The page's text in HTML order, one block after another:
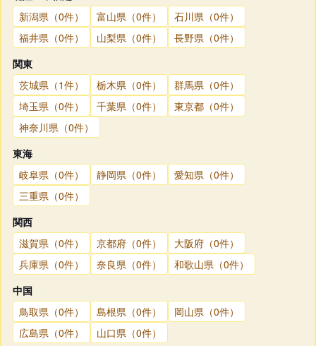
新潟県（0件）
富山県（0件）
石川県（0件）
福井県（0件）
山梨県（0件）
長野県（0件）
関東
茨城県（1件）
栃木県（0件）
群馬県（0件）
埼玉県（0件）
千葉県（0件）
東京都（0件）
神奈川県（0件）
東海
岐阜県（0件）
静岡県（0件）
愛知県（0件）
三重県（0件）
関西
滋賀県（0件）
京都府（0件）
大阪府（0件）
兵庫県（0件）
奈良県（0件）
和歌山県（0件）
中国
鳥取県（0件）
島根県（0件）
岡山県（0件）
広島県（0件）
山口県（0件）